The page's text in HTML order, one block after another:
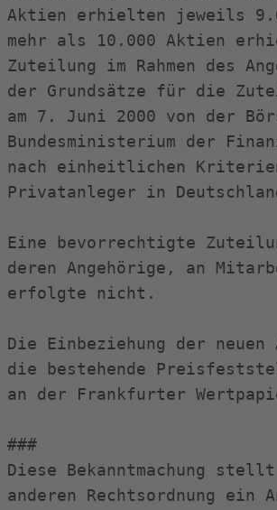
Aktien erhielten jeweils
mehr als 10.000 Aktien
Zuteilung im Rahmen des
der Grundsätze für die
am 7. Juni 2000 von der
Bundesministerium der
nach einheitlichen
Privatanleger in
Eine bevorrechtigte
deren Angehörige, an
erfolgte nicht.
Die Einbeziehung der neuen
die bestehende
an der Frankfurter
###
Diese Bekanntmachung
anderen Rechtsordnung ein